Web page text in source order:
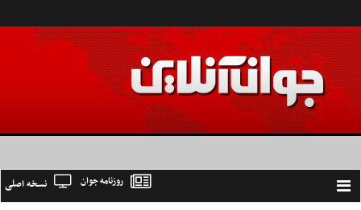
Toggle
نسخه اصلی روزنامه جوان